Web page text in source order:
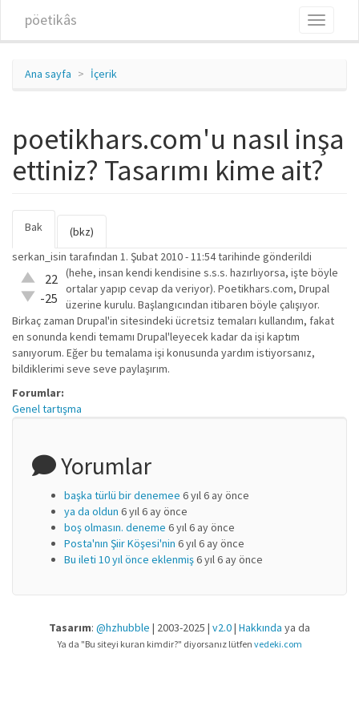
pöetikâs
Toggle
Ana sayfa İçerik
poetikhars.com'u nasıl inşa
ettiniz? Tasarımı kime ait?
Birincil sekmeler
Bak
sekme)
(bkz)
serkan_isin tarafından 1. Şubat 2010 - 11:54 tarihinde gönderildi
Çok iyi!
22
O kadar
değil!
-25
(hehe, insan kendi kendisine s.s.s. hazırlıyorsa, işte böyle
ortalar yapıp cevap da veriyor). Poetikhars.com, Drupal
üzerine kurulu. Başlangıcından itibaren böyle çalışıyor.
Birkaç zaman Drupal'in sitesindeki ücretsiz temaları kullandım, fakat
en sonunda kendi temamı Drupal'leyecek kadar da işi kaptım
sanıyorum. Eğer bu temalama işi konusunda yardım istiyorsanız,
bildiklerimi seve seve paylaşırım.
Forumlar:
Genel tartışma
Yorumlar
başka türlü bir denemee 6 yıl 6 ay önce
ya da oldun 6 yıl 6 ay önce
boş olmasın. deneme 6 yıl 6 ay önce
Posta'nın Şiir Köşesi'nin 6 yıl 6 ay önce
Bu ileti 10 yıl önce eklenmiş6 yıl 6 ay önce
Tasarım: @hzhubble | 2003-2025 | v2.0| Hakkında ya da
Ya da "Bu siteyi kuran kimdir?" diyorsanız lütfen vedeki.com